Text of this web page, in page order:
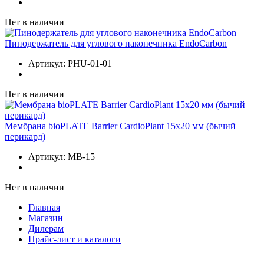
Нет в наличии
Пинодержатель для углового наконечника EndoCarbon
Артикул: PHU-01-01
Нет в наличии
Мембрана bioPLATE Barrier CardioPlant 15х20 мм (бычий
перикард)
Артикул: MB-15
Нет в наличии
Главная
Магазин
Дилерам
Прайс-лист и каталоги